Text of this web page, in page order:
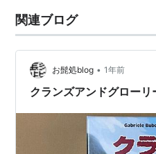
関連ブログ
お髭処blog • 1年前
クランズアンドグロー